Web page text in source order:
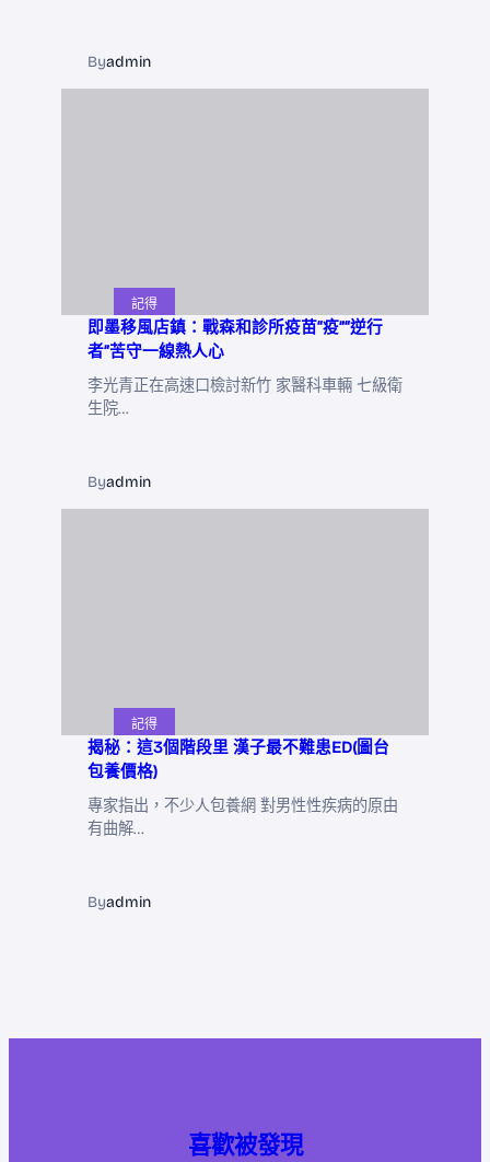
Byadmin
記得
即墨移風店鎮：戰森和診所疫苗“疫”“逆行
者”苦守一線熱人心
李光青正在高速口檢討新竹 家醫科車輛 七級衛
生院…
Byadmin
記得
揭秘：這3個階段里 漢子最不難患ED(圖台
包養價格)
專家指出，不少人包養網 對男性性疾病的原由
有曲解…
Byadmin
喜歡被發現